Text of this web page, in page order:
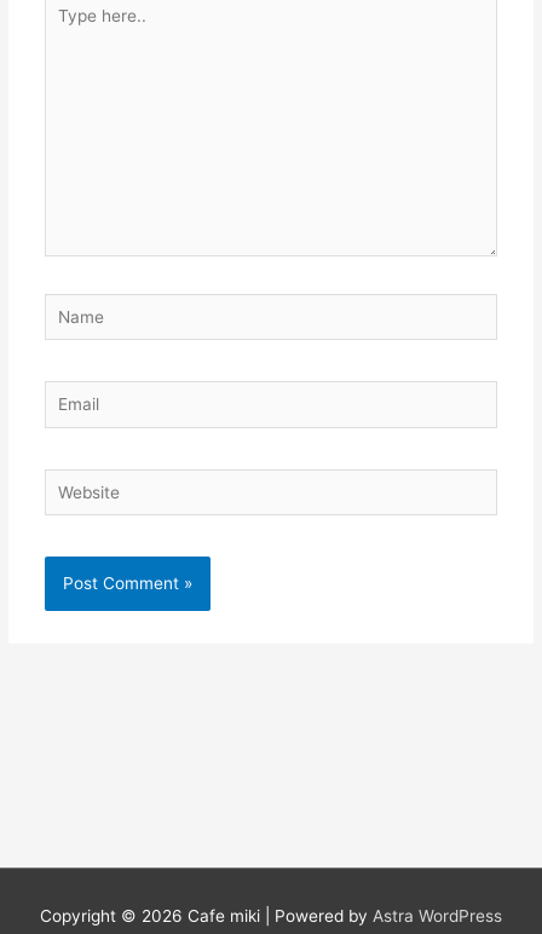
here..
Name
Email
Website
Copyright © 2026 Cafe miki | Powered by Astra WordPress